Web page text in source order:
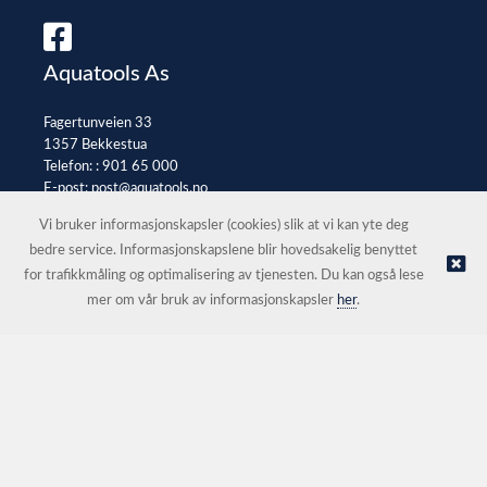
Aquatools As
Fagertunveien 33
1357 Bekkestua
Telefon: : 901 65 000
E-post:post@aquatools.no
© Aquatools As |Nettbutikk levert av Kréatif
Vi bruker informasjonskapsler (cookies) slik at vi kan yte deg
bedre service. Informasjonskapslene blir hovedsakelig benyttet
for trafikkmåling og optimalisering av tjenesten. Du kan også lese
mer om vår bruk av informasjonskapsler her.